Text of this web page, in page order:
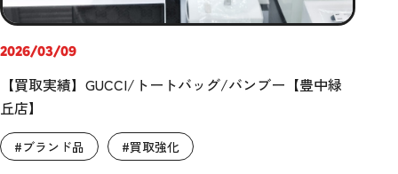
2026/03/09
【買取実績】GUCCI/トートバッグ/バンブー【豊中緑
丘店】
#ブランド品 #買取強化